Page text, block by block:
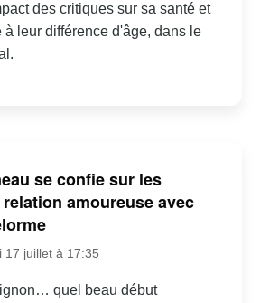
des critiques sur sa santé et
à leur différence d'âge, dans le
se confie sur les
amoureuse avec
17 juillet à 17:35
quel beau début